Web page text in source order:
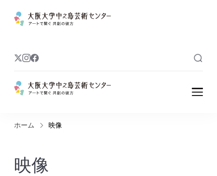
芸術センター
大阪大学中之島
アートで繋ぐ 共創の彼方
ホーム 映像
映像